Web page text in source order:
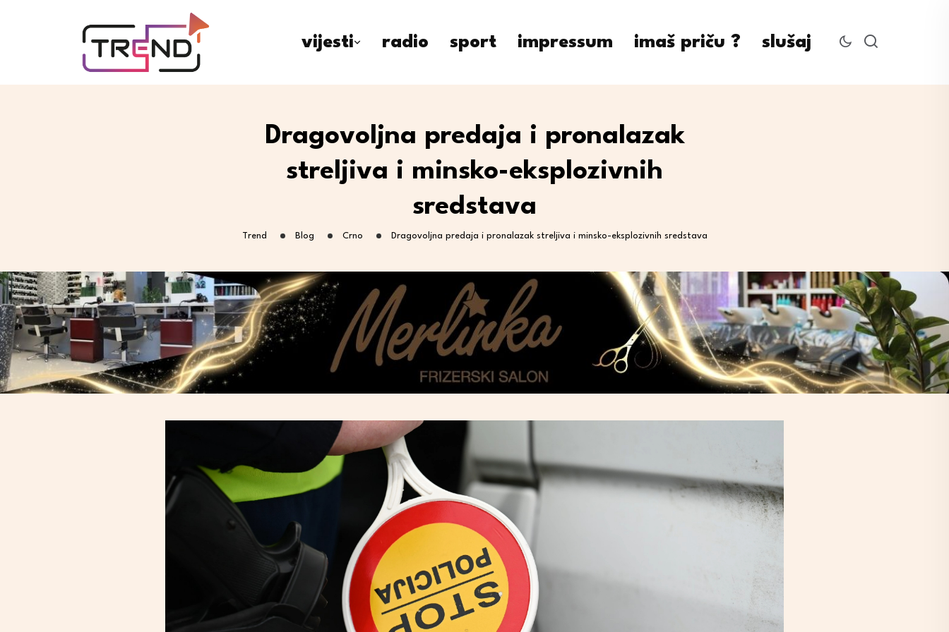
vijesti radio sport impressum imaš priču ? slušaj
Dragovoljna predaja i pronalazak
streljiva i minsko-eksplozivnih
sredstava
Trend Blog Crno Dragovoljna predaja i pronalazak streljiva i minsko-eksplozivnih sredstava